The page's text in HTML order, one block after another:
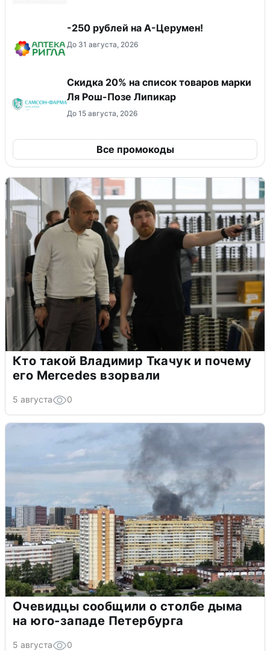
-250 рублей на А-Церумен!
До 31 августа, 2026
Скидка 20% на список товаров марки
Ля Рош-Позе Липикар
До 15 августа, 2026
Все промокоды
Кто такой Владимир Ткачук и почему
его Mercedes взорвали
5 августа 0
Очевидцы сообщили о столбе дыма
на юго-западе Петербурга
5 августа 0